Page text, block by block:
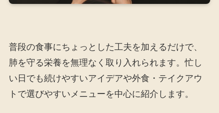
普段の食事にちょっとした工夫を加えるだけで、
肺を守る栄養を無理なく取り入れられます。忙し
い日でも続けやすいアイデアや外食・テイクアウ
トで選びやすいメニューを中心に紹介します。